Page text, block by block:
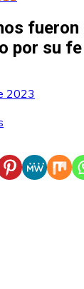
fueron
por su
2023